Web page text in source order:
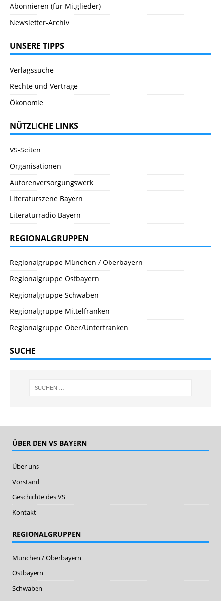
Abonnieren (für Mitglieder)
Newsletter-Archiv
UNSERE TIPPS
Verlagssuche
Rechte und Verträge
Ökonomie
NÜTZLICHE LINKS
VS-Seiten
Organisationen
Autorenversorgungswerk
Literaturszene Bayern
Literaturradio Bayern
REGIONALGRUPPEN
Regionalgruppe München / Oberbayern
Regionalgruppe Ostbayern
Regionalgruppe Schwaben
Regionalgruppe Mittelfranken
Regionalgruppe Ober/Unterfranken
SUCHE
ÜBER DEN VS BAYERN
Über uns
Vorstand
Geschichte des VS
Kontakt
REGIONALGRUPPEN
München / Oberbayern
Ostbayern
Schwaben